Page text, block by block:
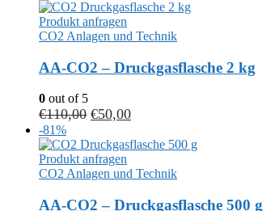
Produkt anfragen
CO2 Anlagen und Technik
AA-CO2 – Druckgasflasche 2 kg
0 out of 5
€110,00 €50,00
-81%
Produkt anfragen
CO2 Anlagen und Technik
AA-CO2 – Druckgasflasche 500 g